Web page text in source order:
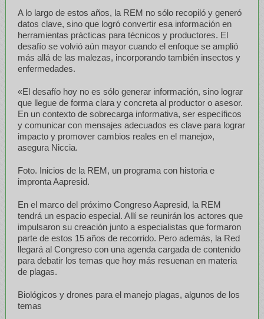
A lo largo de estos años, la REM no sólo recopiló y generó
datos clave, sino que logró convertir esa información en
herramientas prácticas para técnicos y productores. El
desafío se volvió aún mayor cuando el enfoque se amplió
más allá de las malezas, incorporando también insectos y
enfermedades.
«El desafío hoy no es sólo generar información, sino lograr
que llegue de forma clara y concreta al productor o asesor.
En un contexto de sobrecarga informativa, ser específicos
y comunicar con mensajes adecuados es clave para lograr
impacto y promover cambios reales en el manejo»,
asegura Niccia.
Foto. Inicios de la REM, un programa con historia e
impronta Aapresid.
En el marco del próximo Congreso Aapresid, la REM
tendrá un espacio especial. Allí se reunirán los actores que
impulsaron su creación junto a especialistas que formaron
parte de estos 15 años de recorrido. Pero además, la Red
llegará al Congreso con una agenda cargada de contenido
para debatir los temas que hoy más resuenan en materia
de plagas.
Biológicos y drones para el manejo plagas, algunos de los
temas